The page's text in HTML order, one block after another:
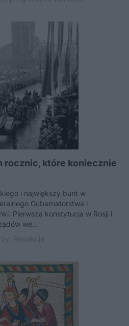
rocznic, które koniecznie
i największy bunt w
Gubernatorstwa i
Pierwsza konstytucja w Rosji i
we...